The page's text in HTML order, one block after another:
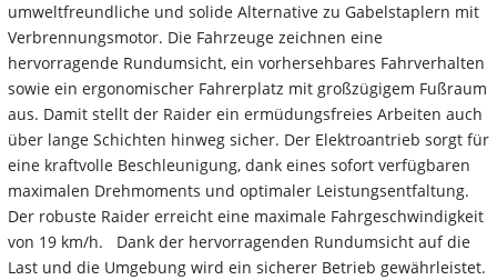
umweltfreundliche und solide Alternative zu Gabelstaplern mit
Verbrennungsmotor. Die Fahrzeuge zeichnen eine
hervorragende Rundumsicht, ein vorhersehbares Fahrverhalten
sowie ein ergonomischer Fahrerplatz mit großzügigem Fußraum
aus. Damit stellt der Raider ein ermüdungsfreies Arbeiten auch
über lange Schichten hinweg sicher. Der Elektroantrieb sorgt für
eine kraftvolle Beschleunigung, dank eines sofort verfügbaren
maximalen Drehmoments und optimaler Leistungsentfaltung.
Der robuste Raider erreicht eine maximale Fahrgeschwindigkeit
von 19 km/h. Dank der hervorragenden Rundumsicht auf die
Last und die Umgebung wird ein sicherer Betrieb gewährleistet.